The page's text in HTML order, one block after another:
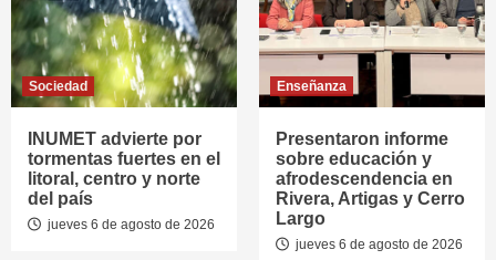
Sociedad
INUMET advierte por
tormentas fuertes en el
litoral, centro y norte
del país
jueves 6 de agosto de 2026
Enseñanza
Presentaron informe
sobre educación y
afrodescendencia en
Rivera, Artigas y Cerro
Largo
jueves 6 de agosto de 2026